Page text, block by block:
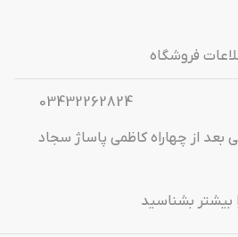
فروشگاه
03432262824
بعد از چهاراه کاظمی پاساژ سجاد
بیشتر بشناسید